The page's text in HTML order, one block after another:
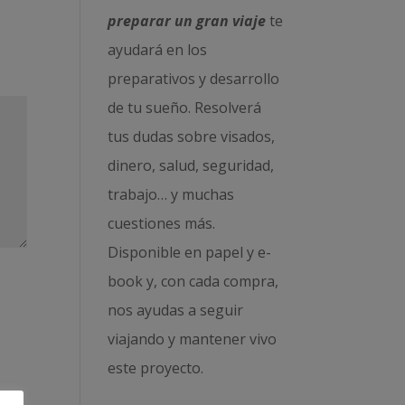
preparar un gran viajete
ayudará en los
preparativos y desarrollo
de tu sueño. Resolverá
tus dudas sobre visados,
dinero, salud, seguridad,
trabajo… y muchas
cuestiones más.
Disponible en papel y e-
book y, con cada compra,
nos ayudas a seguir
viajando y mantener vivo
este proyecto.